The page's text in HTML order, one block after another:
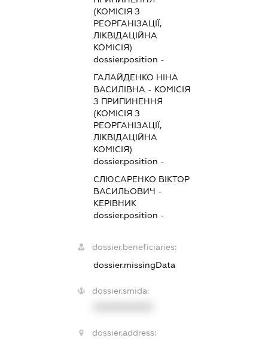
(КОМІСІЯ З
РЕОРГАНІЗАЦІЇ,
ЛІКВІДАЦІЙНА
КОМІСІЯ)
dossier.position -
ГАЛАЙДЕНКО НІНА
ВАСИЛІВНА - КОМІСІЯ
З ПРИПИНЕННЯ
(КОМІСІЯ З
РЕОРГАНІЗАЦІЇ,
ЛІКВІДАЦІЙНА
КОМІСІЯ)
dossier.position -
СЛЮСАРЕНКО ВІКТОР
ВАСИЛЬОВИЧ -
КЕРІВНИК
dossier.position -
dossier.beneficiaries:
dossier.missingData
dossier.smida:
dossier.address: